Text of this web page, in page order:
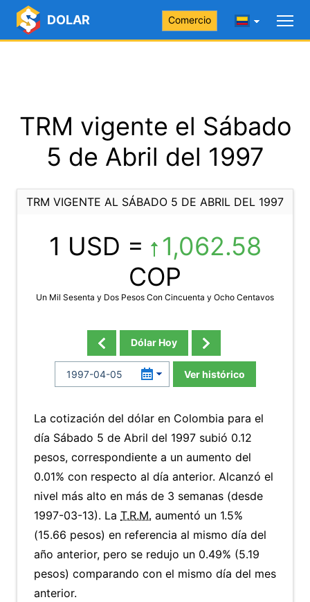
DOLAR Comercio
TRM vigente el Sábado
5 de Abril del 1997
TRM VIGENTE AL SÁBADO 5 DE ABRIL DEL 1997
1 USD =
1,062.58
COP
Un Mil Sesenta y Dos Pesos Con Cincuenta y Ocho Centavos
Dólar Hoy
Ver histórico
La cotización del dólar en Colombia para el
día Sábado 5 de Abril del 1997 subió 0.12
pesos, correspondiente a un aumento del
0.01% con respecto al día anterior. Alcanzó el
nivel más alto en más de 3 semanas (desde
1997-03-13). La T.R.M. aumentó un 1.5%
(15.66 pesos) en referencia al mismo día del
año anterior, pero se redujo un 0.49% (5.19
pesos) comparando con el mismo día del mes
anterior.